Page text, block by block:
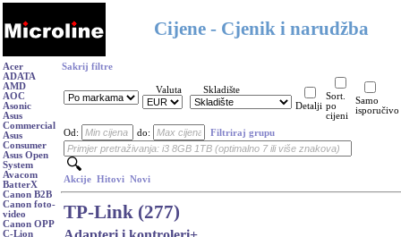
Cijene - Cjenik i narudžba
Acer
ADATA
AMD
AOC
Asonic
Asus
Commercial
Asus
Consumer
Asus Open
System
Avacom
BatterX
Canon B2B
Canon foto-
video
Canon OPP
C-Lion
Sakrij filtre
Valuta
Skladište
Detalji
Sort.
po
cijeni
Samo
isporučivo
Od: do: Filtriraj grupu
Akcije Hitovi Novi
TP-Link (277)